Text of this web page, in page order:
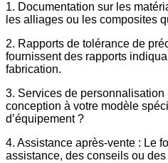
1. Documentation sur les
les alliages ou les composites
2. Rapports de tolérance de
fournissent des rapports
fabrication.
3. Services de personnalisation
conception à votre modèle
d’équipement ?
4. Assistance après-vente : Le
assistance, des conseils ou